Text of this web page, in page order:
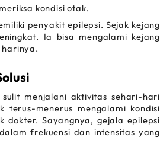
kondisi otak.
penyakit epilepsi. Sejak kejang
Ia bisa mengalami kejang
harinya.
menjalani aktivitas sehari-hari
menerus mengalami kondisi
dokter. Sayangnya, gejala epilepsi
frekuensi dan intensitas yang